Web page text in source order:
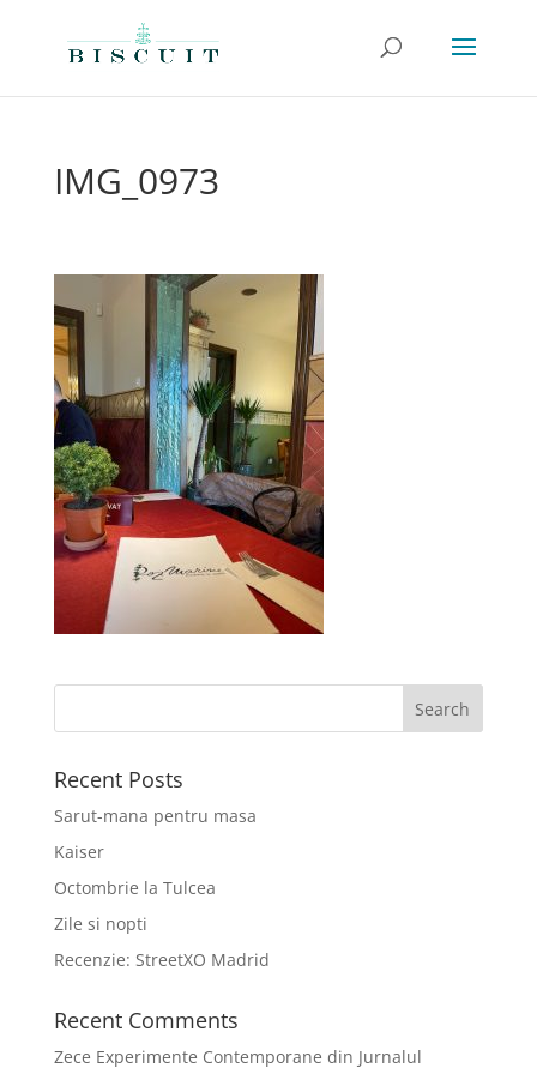
IMG_0973
Recent Posts
Sarut-mana pentru masa
Kaiser
Octombrie la Tulcea
Zile si nopti
Recenzie: StreetXO Madrid
Recent Comments
Zece Experimente Contemporane din Jurnalul